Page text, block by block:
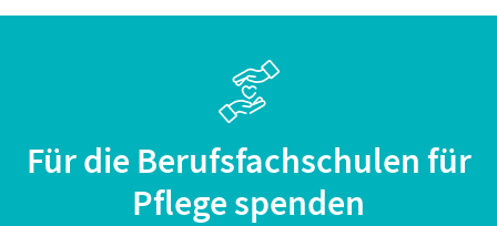
Für die Berufsfachschulen für
Pflege spenden